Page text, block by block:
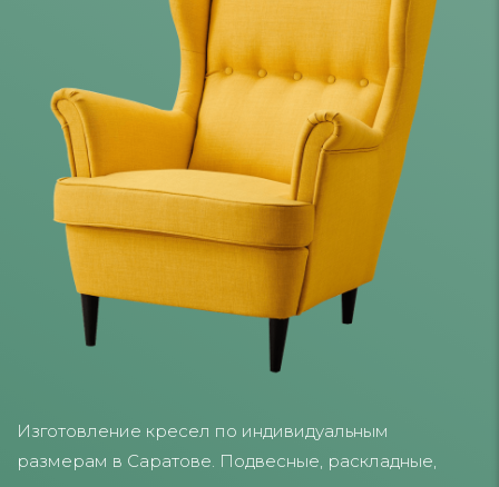
Изготовление кресел по индивидуальным
размерам в Саратове. Подвесные, раскладные,